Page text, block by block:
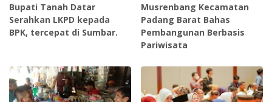
Bupati Tanah Datar
Serahkan LKPD kepada
BPK, tercepat di Sumbar.
Musrenbang Kecamatan
Padang Barat Bahas
Pembangunan Berbasis
Pariwisata